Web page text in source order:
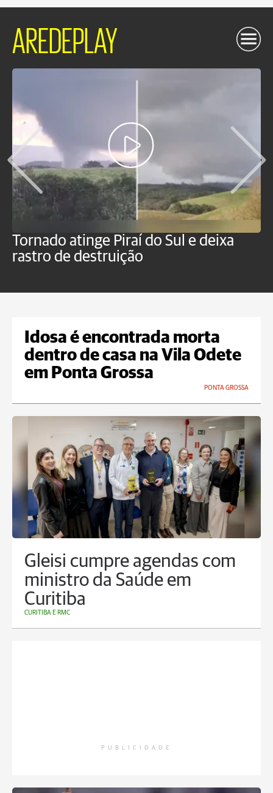
AREDEPLAY
Tornado atinge Piraí do Sul e deixa
rastro de destruição
Idosa é encontrada morta
dentro de casa na Vila Odete
em Ponta Grossa
PONTA GROSSA
Gleisi cumpre agendas com
ministro da Saúde em
Curitiba
CURITIBA E RMC
PUBLICIDADE